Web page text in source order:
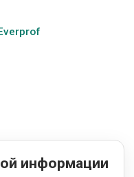
информации